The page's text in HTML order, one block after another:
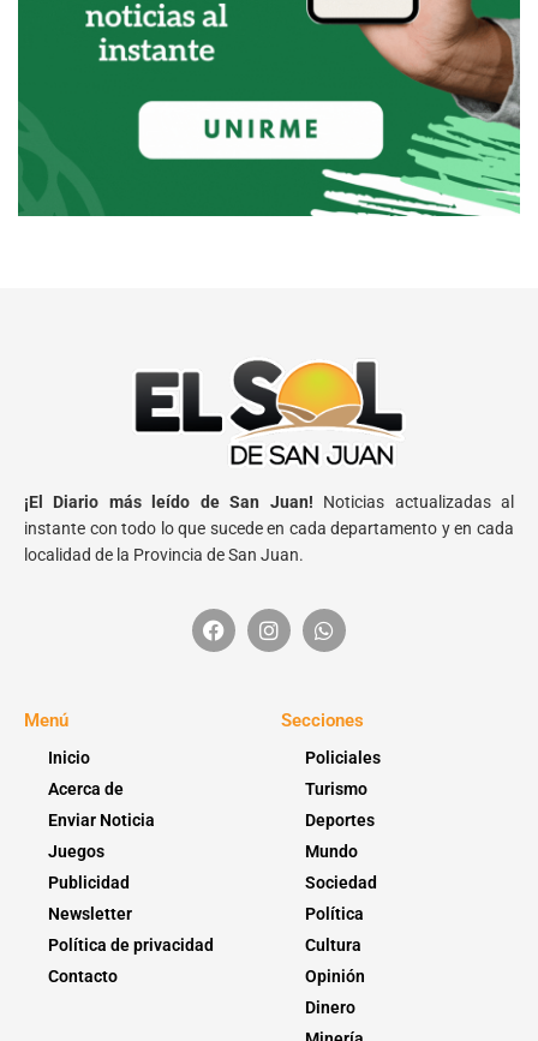
¡El Diario más leído de San Juan! Noticias actualizadas al
instante con todo lo que sucede en cada departamento y en cada
localidad de la Provincia de San Juan.
Menú
Inicio
Acerca de
Enviar Noticia
Juegos
Publicidad
Newsletter
Política de privacidad
Contacto
Secciones
Policiales
Turismo
Deportes
Mundo
Sociedad
Política
Cultura
Opinión
Dinero